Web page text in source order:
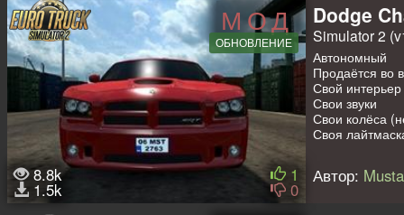
Доп моды на
-Прицеп дом
-Прицеп в
-Пак
-Мод на
МОД
ОБНОВЛЕНИЕ
8.8k
1.5k
1
0
Dodge
Simulator 2
Автономный
Продаётся во
Свой
Свои звуки
Свои колёса
Своя
Автор: